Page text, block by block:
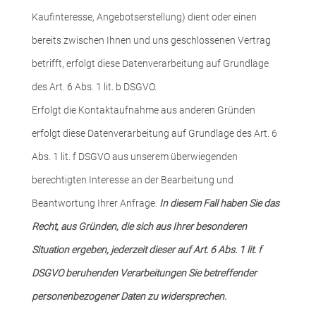
Kaufinteresse, Angebotserstellung) dient oder einen
bereits zwischen Ihnen und uns geschlossenen Vertrag
betrifft, erfolgt diese Datenverarbeitung auf Grundlage
des Art. 6 Abs. 1 lit. b DSGVO.
Erfolgt die Kontaktaufnahme aus anderen Gründen
erfolgt diese Datenverarbeitung auf Grundlage des Art. 6
Abs. 1 lit. f DSGVO aus unserem überwiegenden
berechtigten Interesse an der Bearbeitung und
Beantwortung Ihrer Anfrage. In diesem Fall haben Sie das
Recht, aus Gründen, die sich aus Ihrer besonderen
Situation ergeben, jederzeit dieser auf Art. 6 Abs. 1 lit. f
DSGVO beruhenden Verarbeitungen Sie betreffender
personenbezogener Daten zu widersprechen.